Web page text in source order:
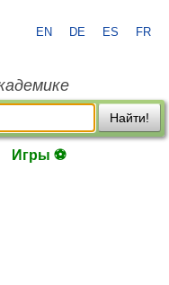
EN DE ES FR
Найти!
Игры ⚽